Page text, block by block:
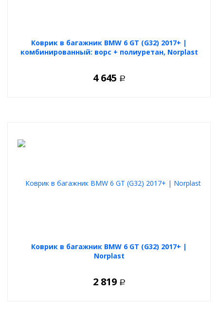
Коврик в багажник BMW 6 GT (G32) 2017+ |
комбинированный: ворс + полиуретан, Norplast
4 645 Р
Коврик в багажник BMW 6 GT (G32) 2017+ |
Norplast
2 819 Р